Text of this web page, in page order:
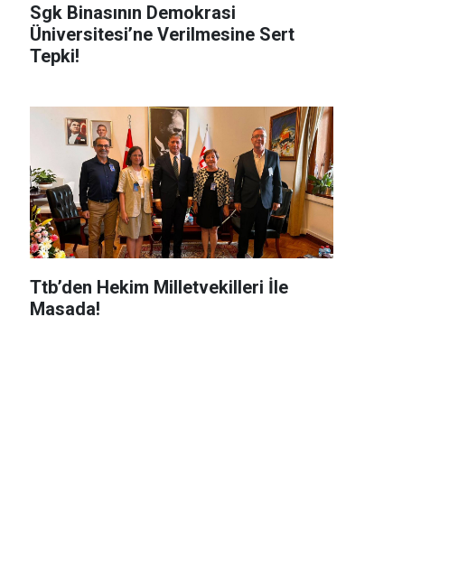
Sgk Binasının Demokrasi
Üniversitesi’ne Verilmesine Sert
Tepki!
Ttb’den Hekim Milletvekilleri İle
Masada!